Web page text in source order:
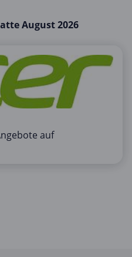
August 2026
auf